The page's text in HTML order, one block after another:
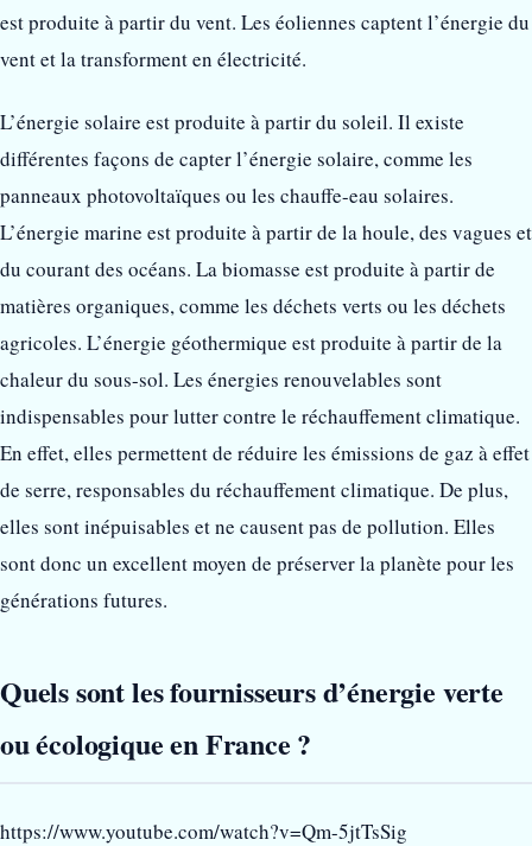
est produite à partir du vent. Les éoliennes captent l’énergie du
vent et la transforment en électricité.
L’énergie solaire est produite à partir du soleil. Il existe
différentes façons de capter l’énergie solaire, comme les
panneaux photovoltaïques ou les chauffe-eau solaires.
L’énergie marine est produite à partir de la houle, des vagues et
du courant des océans. La biomasse est produite à partir de
matières organiques, comme les déchets verts ou les déchets
agricoles. L’énergie géothermique est produite à partir de la
chaleur du sous-sol. Les énergies renouvelables sont
indispensables pour lutter contre le réchauffement climatique.
En effet, elles permettent de réduire les émissions de gaz à effet
de serre, responsables du réchauffement climatique. De plus,
elles sont inépuisables et ne causent pas de pollution. Elles
sont donc un excellent moyen de préserver la planète pour les
générations futures.
Quels sont les fournisseurs d’énergie verte
ou écologique en France ?
https://www.youtube.com/watch?v=Qm-5jtTsSig